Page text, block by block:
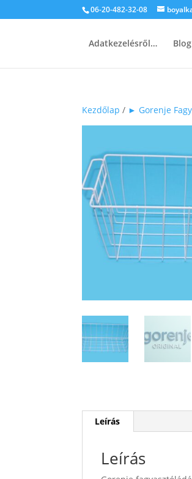
06-20-482-32-08
Adatkezelésről… Blog
Kezdőlap / ► Gorenje
Leírás
Leírás